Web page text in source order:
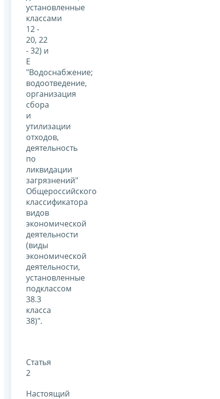
установленные
классами
12 -
20, 22
- 32) и
E
"Водоснабжение;
водоотведение,
организация
сбора
и
утилизации
отходов,
деятельность
по
ликвидации
загрязнений"
Общероссийского
классификатора
видов
экономической
деятельности
(виды
экономической
деятельности,
установленные
подклассом
38.3
класса
38)".
Статья
2
Настоящий